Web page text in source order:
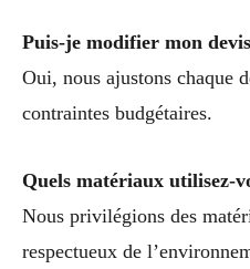
Puis-je modifier mon
Oui, nous ajustons chaque
contraintes budgétaires.
Quels matériaux utilisez-
Nous privilégions des
respectueux de